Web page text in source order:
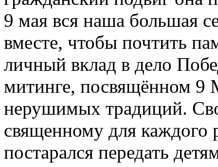
9 мая вся наша большая
вместе, чтобы почтить
личный вклад в дело
митинге, посвящённом
нерушимых традиций.
священному для каждого
постарался передать